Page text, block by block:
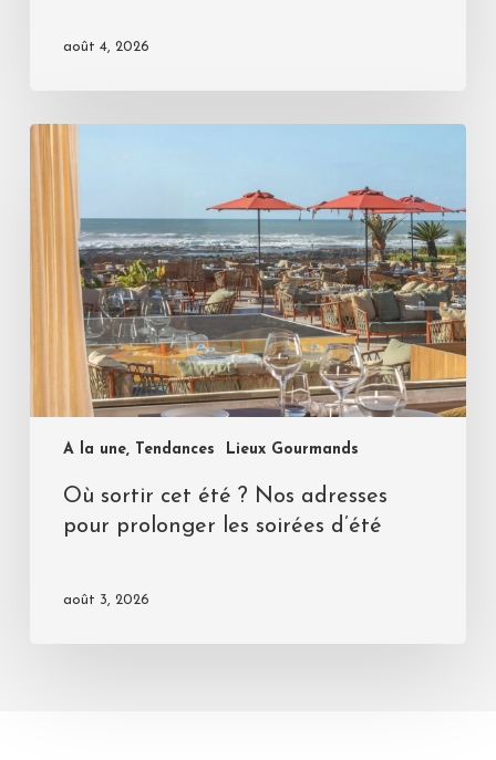
août 4, 2026
A la une, Tendances Lieux Gourmands
Où sortir cet été ? Nos adresses
pour prolonger les soirées d’été
août 3, 2026